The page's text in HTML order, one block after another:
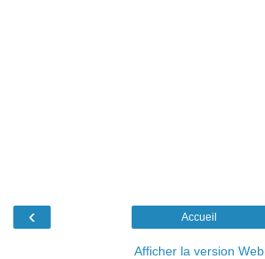
‹ Accueil
Afficher la version Web